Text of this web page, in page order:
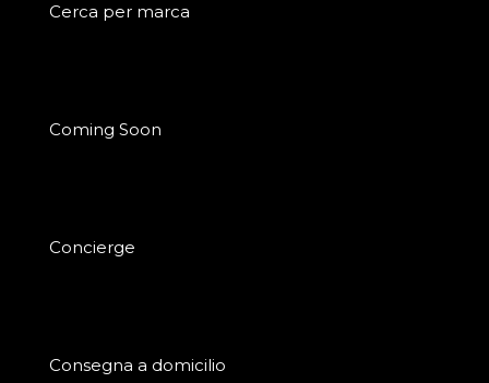
Cerca per marca
Coming Soon
Concierge
Consegna a domicilio